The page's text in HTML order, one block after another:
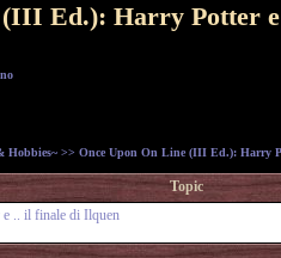
(III Ed.): Harry Potter
Hobbies~ >> Once Upon On Line (III Ed.): Harry
Topic
.. il finale di Ilquen